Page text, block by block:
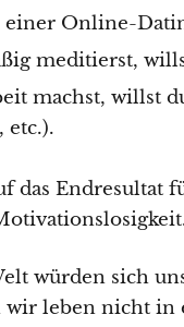
Online-
meditierst,
machst, willst
etc.).
das
würden sich
wir leben nicht in